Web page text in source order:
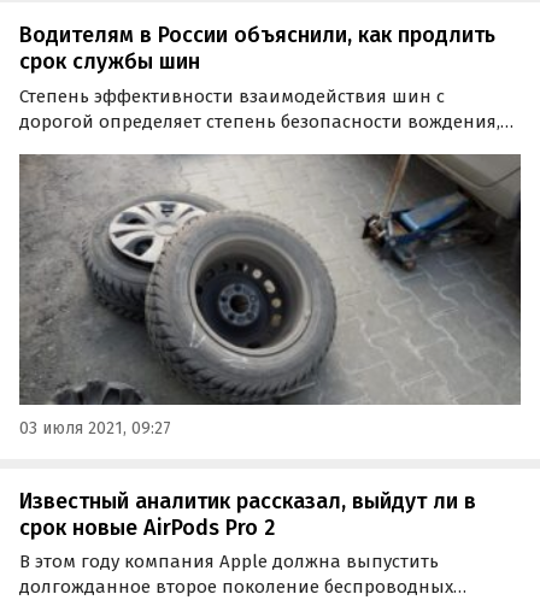
Водителям в России объяснили, как продлить
срок службы шин
Степень эффективности взаимодействия шин с
дорогой определяет степень безопасности вождения,
обязанностей каждого водителя.
03 июля 2021, 09:27
Известный аналитик рассказал, выйдут ли в
срок новые AirPods Pro 2
В этом году компания Apple должна выпустить
долгожданное второе поколение беспроводных